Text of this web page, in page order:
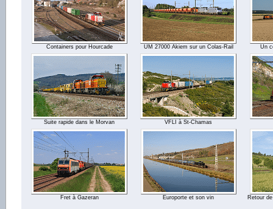
Containers pour Hourcade UM 27000 Akiem sur un Colas-Rail Un
Suite rapide dans le Morvan VFLI à St-Chamas
Fret à Gazeran Europorte et son vin Retour